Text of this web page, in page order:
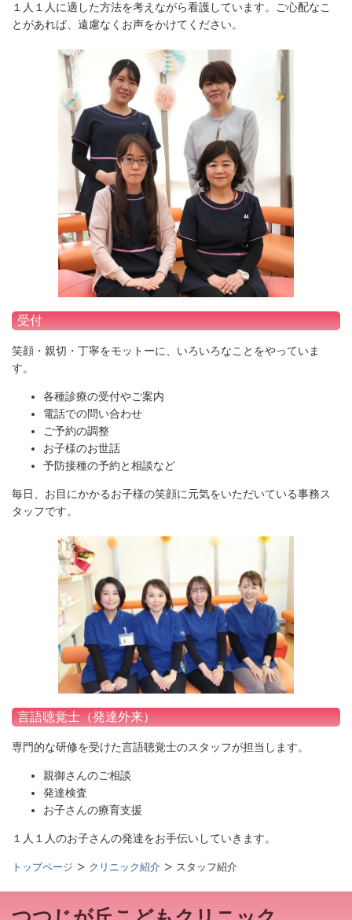
１人１人に適した方法を考えながら看護しています。ご心配なこ
とがあれば、遠慮なくお声をかけてください。
受付
笑顔・親切・丁寧をモットーに、いろいろなことをやっていま
す。
各種診療の受付やご案内
電話での問い合わせ
ご予約の調整
お子様のお世話
予防接種の予約と相談など
毎日、お目にかかるお子様の笑顔に元気をいただいている事務ス
タッフです。
言語聴覚士（発達外来）
専門的な研修を受けた言語聴覚士のスタッフが担当します。
親御さんのご相談
発達検査
お子さんの療育支援
１人１人のお子さんの発達をお手伝いしていきます。
トップページ クリニック紹介 スタッフ紹介